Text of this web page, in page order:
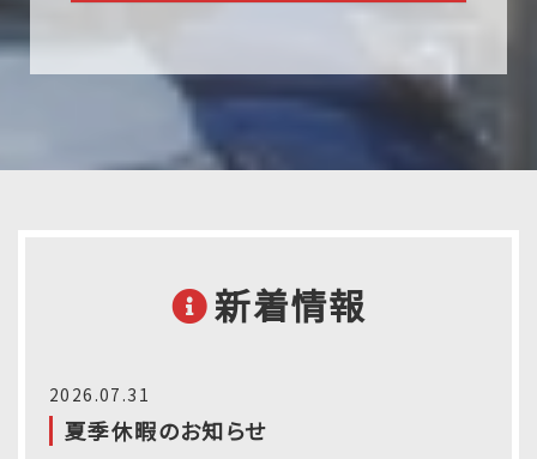
新着情報
2026.07.31
夏季休暇のお知らせ